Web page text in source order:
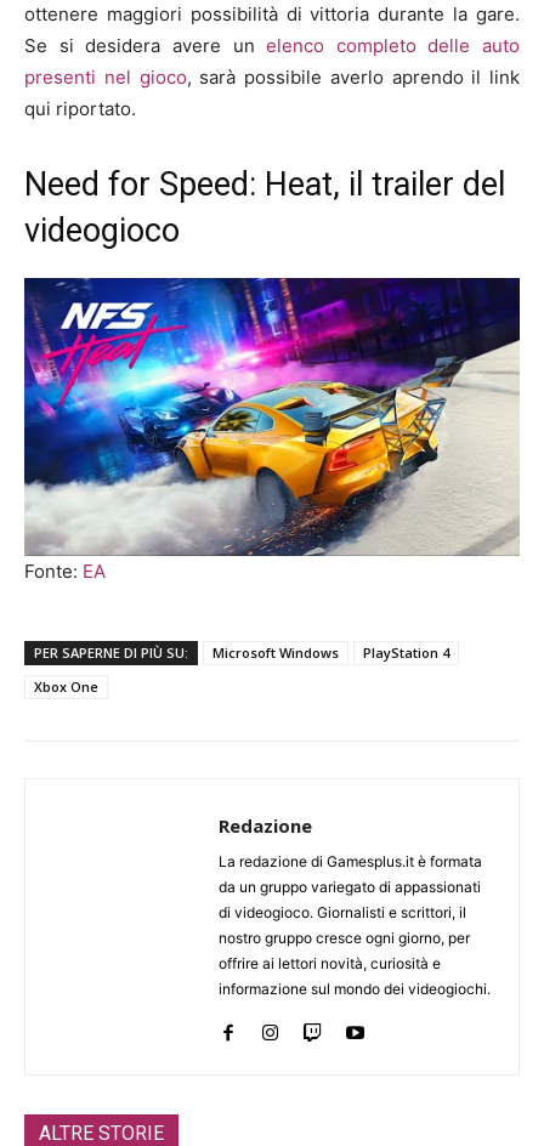
ottenere maggiori possibilità di vittoria durante la gare.
Se si desidera avere unelenco completo delle auto
presenti nel gioco, sarà possibile averlo aprendo il link
qui riportato.
Need for Speed: Heat, il trailer del
videogioco
Fonte: EA
PER SAPERNE DI PIÙ SU: Microsoft Windows
PlayStation 4
Xbox One
Redazione
La redazione di Gamesplus.it è formata
da un gruppo variegato di appassionati
di videogioco. Giornalisti e scrittori, il
nostro gruppo cresce ogni giorno, per
offrire ai lettori novità, curiosità e
informazione sul mondo dei videogiochi.
ALTRE STORIE